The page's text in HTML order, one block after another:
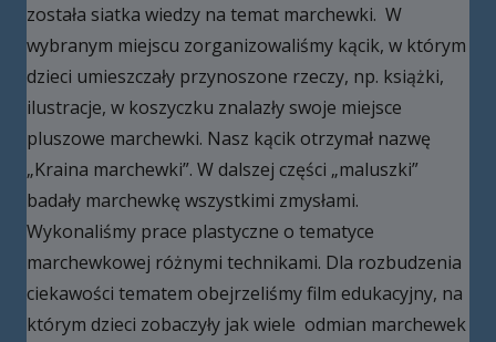
została siatka wiedzy na temat marchewki. W
wybranym miejscu zorganizowaliśmy kącik, w którym
dzieci umieszczały przynoszone rzeczy, np. książki,
ilustracje, w koszyczku znalazły swoje miejsce
pluszowe marchewki. Nasz kącik otrzymał nazwę
„Kraina marchewki”. W dalszej części „maluszki”
badały marchewkę wszystkimi zmysłami.
Wykonaliśmy prace plastyczne o tematyce
marchewkowej różnymi technikami. Dla rozbudzenia
ciekawości tematem obejrzeliśmy film edukacyjny, na
którym dzieci zobaczyły jak wiele odmian marchewek